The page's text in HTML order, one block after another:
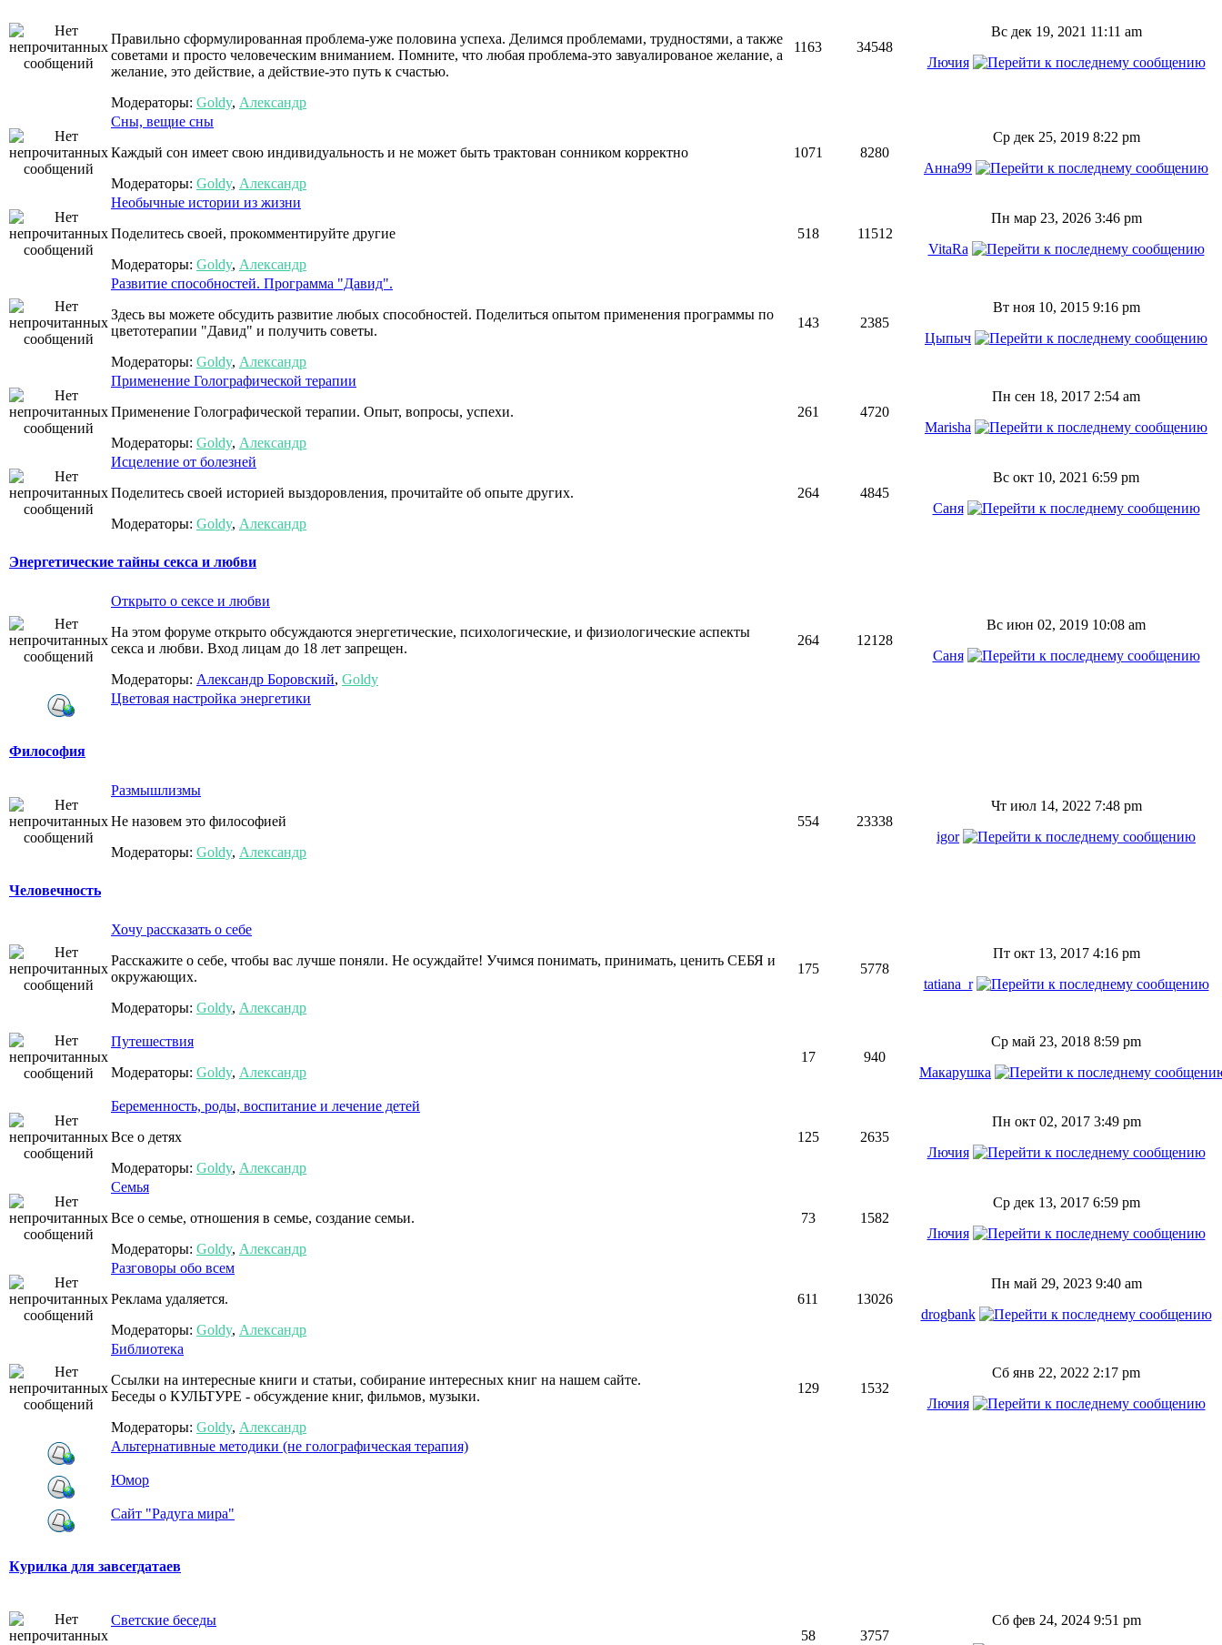
Правильно сформулированная проблема-уже половина успеха. Делимся проблемами, трудностями, а также
советами и просто человеческим вниманием. Помните, что любая проблема-это завуалированое желание, а
желание, это действие, а действие-это путь к счастью.
Модераторы: Goldy, Александр
1163 34548
Вс дек 19, 2021 11:11 am
Лючия
Сны, вещие сны
Каждый сон имеет свою индивидуальность и не может быть трактован сонником корректно
Модераторы: Goldy, Александр
1071 8280
Ср дек 25, 2019 8:22 pm
Анна99
Необычные истории из жизни
Поделитесь своей, прокомментируйте другие
Модераторы: Goldy, Александр
518 11512
Пн мар 23, 2026 3:46 pm
VitaRa
Развитие способностей. Программа "Давид".
Здесь вы можете обсудить развитие любых способностей. Поделиться опытом применения программы по
цветотерапии "Давид" и получить советы.
Модераторы: Goldy, Александр
143 2385
Вт ноя 10, 2015 9:16 pm
Цыпыч
Применение Голографической терапии
Применение Голографической терапии. Опыт, вопросы, успехи.
Модераторы: Goldy, Александр
261 4720
Пн сен 18, 2017 2:54 am
Marisha
Исцеление от болезней
Поделитесь своей историей выздоровления, прочитайте об опыте других.
Модераторы: Goldy, Александр
264 4845
Вс окт 10, 2021 6:59 pm
Саня
Энергетические тайны секса и любви
Открыто о сексе и любви
На этом форуме открыто обсуждаются энергетические, психологические, и физиологические аспекты
секса и любви. Вход лицам до 18 лет запрещен.
Модераторы: Александр Боровский, Goldy
264 12128
Вс июн 02, 2019 10:08 am
Саня
Цветовая настройка энергетики
Философия
Размышлизмы
Не назовем это философией
Модераторы: Goldy, Александр
554 23338
Чт июл 14, 2022 7:48 pm
igor
Человечность
Хочу рассказать о себе
Расскажите о себе, чтобы вас лучше поняли. Не осуждайте! Учимся понимать, принимать, ценить СЕБЯ и
окружающих.
Модераторы: Goldy, Александр
175 5778
Пт окт 13, 2017 4:16 pm
tatiana_r
Путешествия
Модераторы: Goldy, Александр
17 940
Ср май 23, 2018 8:59 pm
Макарушка
Беременность, роды, воспитание и лечение детей
Все о детях
Модераторы: Goldy, Александр
125 2635
Пн окт 02, 2017 3:49 pm
Лючия
Семья
Все о семье, отношения в семье, создание семьи.
Модераторы: Goldy, Александр
73 1582
Ср дек 13, 2017 6:59 pm
Лючия
Разговоры обо всем
Реклама удаляется.
Модераторы: Goldy, Александр
611 13026
Пн май 29, 2023 9:40 am
drogbank
Библиотека
Ссылки на интересные книги и статьи, собирание интересных книг на нашем сайте.
Беседы о КУЛЬТУРЕ - обсуждение книг, фильмов, музыки.
Модераторы: Goldy, Александр
129 1532
Сб янв 22, 2022 2:17 pm
Лючия
Альтернативные методики (не голографическая терапия)
Юмор
Сайт "Радуга мира"
Курилка для завсегдатаев
Светские беседы
58 3757
Сб фев 24, 2024 9:51 pm